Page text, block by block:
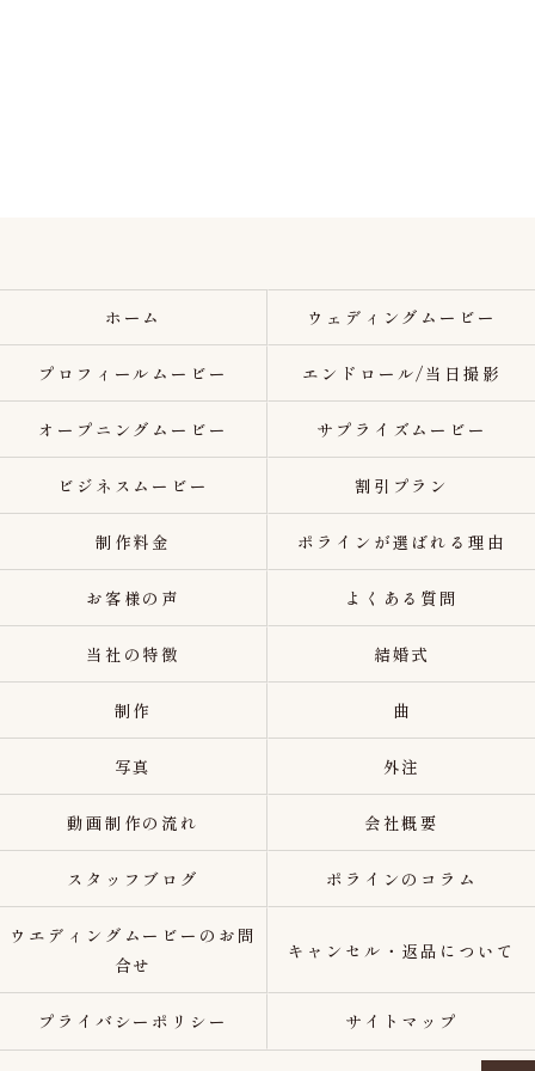
ホーム ウェディングムービー
プロフィールムービー エンドロール/当日撮影
オープニングムービー サプライズムービー
ビジネスムービー 割引プラン
制作料金 ポラインが選ばれる理由
お客様の声 よくある質問
当社の特徴 結婚式
制作 曲
写真 外注
動画制作の流れ 会社概要
スタッフブログ ポラインのコラム
ウエディングムービーのお問
合せ
キャンセル・返品について
プライバシーポリシー サイトマップ